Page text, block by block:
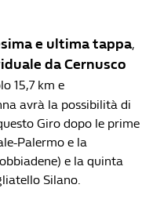
e ultima tappa,
da Cernusco
15,7 km e
avrà la possibilità di
Giro dopo le prime
Palermo e la
e la quinta
Silano.